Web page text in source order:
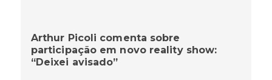
Arthur Picoli comenta sobre
participação em novo reality show:
“Deixei avisado”